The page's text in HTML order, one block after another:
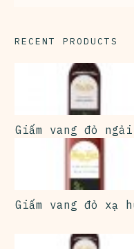
RECENT PRODUCTS
Giấm vang đỏ
Giấm vang đỏ xạ